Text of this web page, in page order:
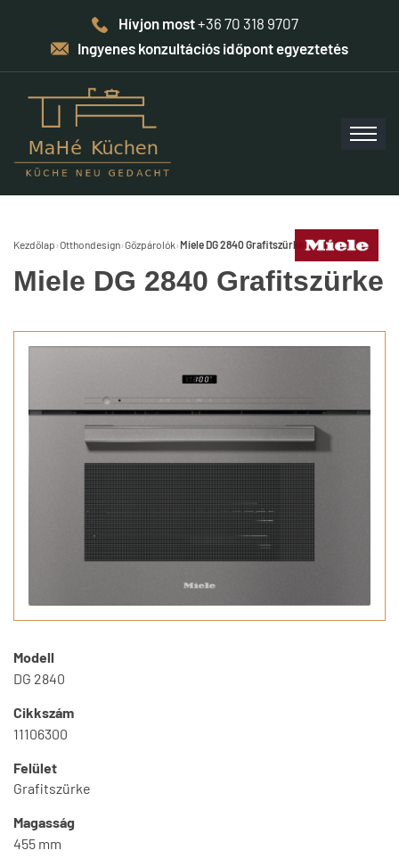
Hívjon most+36 70 318 9707
Ingyenes konzultációs időpont egyeztetés
Kezdőlap›Otthondesign›Gőzpárolók›Miele DG 2840 Grafitszürke
Miele DG 2840 Grafitszürke
Modell
DG 2840
Cikkszám
11106300
Felület
Grafitszürke
Magasság
455 mm